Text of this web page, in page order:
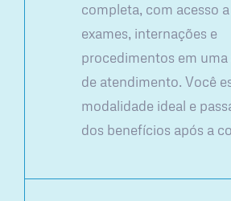
completa, com acesso
exames, internações e
procedimentos em uma
de atendimento. Você
modalidade ideal e
dos benefícios após a